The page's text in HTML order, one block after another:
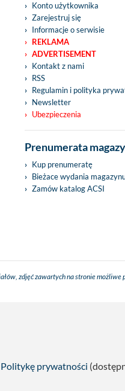
Konto użytkownika
Zarejestruj się
Informacje o serwisie
REKLAMA
ADVERTISEMENT
Kontakt z nami
RSS
Regulamin i polityka
Newsletter
Ubezpieczenia
Prenumerata
Kup prenumeratę
Bieżace wydania
Zamów katalog ACSI
zdjęć zawartych na stronie możliwe
Politykę prywatności